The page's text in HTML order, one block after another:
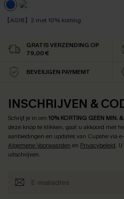
【AG18】2 met 10% korting
【AG18】2 met 10% korting
GRATIS VERZENDING OP
79,00 €
BEVEILIGEN PAYMEMT
INSCHRIJVEN &
Schrijf je in om 10% KORTING GEEN MIN.
deze knop te klikken, gaat u akkoord met
aanbiedingen en updates van Cupshe via
Algemene Voorwaarden en Privacybeleid.
uitschrijven.